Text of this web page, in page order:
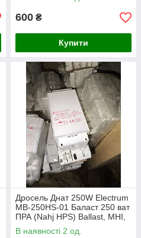
600 ₴
Купити
Дросель Днат 250W Electrum
MB-250HS-01 Баласт 250 ват
ПРА (Nahj HPS) Ballast, MHI,
HSI
В наявності 2 од.